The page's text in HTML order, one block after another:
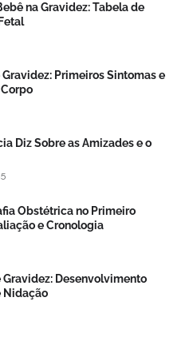
na Gravidez: Tabela de
Gravidez: Primeiros Sintomas e
Diz Sobre as Amizades e o
Obstétrica no Primeiro
e Cronologia
Gravidez: Desenvolvimento
Nidação